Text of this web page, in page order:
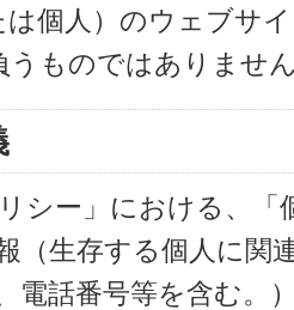
は個人）のウェブサ
うものではありませ
シー」における、
（生存する個人に関
電話番号等を含む。